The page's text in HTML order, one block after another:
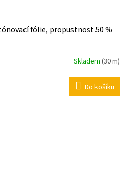
fólie, propustnost 50 %
Skladem (30 m)
Do košíku